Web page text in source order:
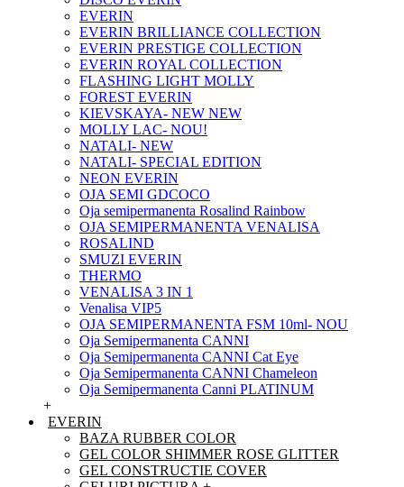
EVERIN
EVERIN BRILLIANCE COLLECTION
EVERIN PRESTIGE COLLECTION
EVERIN ROYAL COLLECTION
FLASHING LIGHT MOLLY
FOREST EVERIN
KIEVSKAYA- NEW NEW
MOLLY LAC- NOU!
NATALI- NEW
NATALI- SPECIAL EDITION
NEON EVERIN
OJA SEMI GDCOCO
Oja semipermanenta Rosalind Rainbow
OJA SEMIPERMANENTA VENALISA
ROSALIND
SMUZI EVERIN
THERMO
VENALISA 3 IN 1
Venalisa VIP5
OJA SEMIPERMANENTA FSM 10ml- NOU
Oja Semipermanenta CANNI
Oja Semipermanenta CANNI Cat Eye
Oja Semipermanenta CANNI Chameleon
Oja Semipermanenta Canni PLATINUM
+
EVERIN
BAZA RUBBER COLOR
GEL COLOR SHIMMER ROSE GLITTER
GEL CONSTRUCTIE COVER